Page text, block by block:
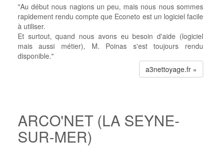
"Au début nous nagions un peu, mais nous nous sommes
rapidement rendu compte que Econeto est un logiciel facile
à utiliser.
Et surtout, quand nous avons eu besoin d'aide (logiciel
mais aussi métier), M. Poinas s'est toujours rendu
disponible."
a3nettoyage.fr »
ARCO'NET (LA SEYNE-
SUR-MER)